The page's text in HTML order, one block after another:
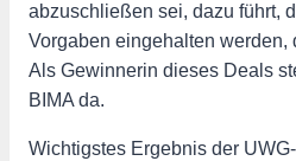
abzuschließen sei, dazu führt,
Vorgaben eingehalten werden,
Als Gewinnerin dieses Deals
BIMA da.
Wichtigstes Ergebnis der